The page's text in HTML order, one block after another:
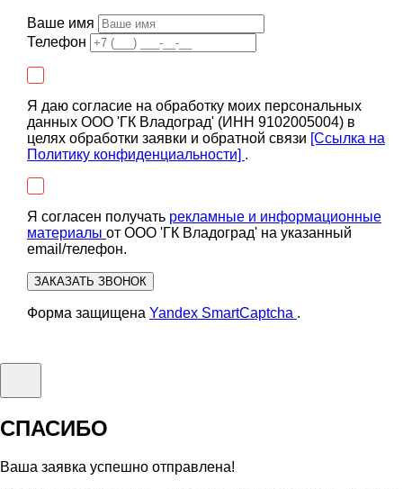
Ваше имя
Телефон
Я даю согласие на обработку моих персональных
данных ООО 'ГК Владоград' (ИНН 9102005004) в
целях обработки заявки и обратной связи [Ссылка на
Политику конфиденциальности] .
Я согласен получать рекламные и информационные
материалы от ООО 'ГК Владоград' на указанный
email/телефон.
ЗАКАЗАТЬ ЗВОНОК
Форма защищена Yandex SmartCaptcha .
СПАСИБО
Ваша заявка успешно отправлена!